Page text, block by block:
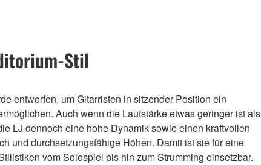
Stil
entworfen, um Gitarristen in sitzender Position ein
Auch wenn die Lautstärke etwas geringer ist als
LJ dennoch eine hohe Dynamik sowie einen kraftvollen
und durchsetzungsfähige Höhen. Damit ist sie für eine
vom Solospiel bis hin zum Strumming einsetzbar.